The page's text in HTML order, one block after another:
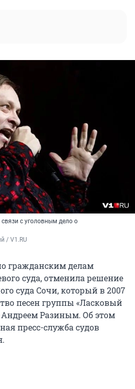
с уголовным дело о
/ V1.RU
гражданским делам
суда, отменила решение
суда Сочи, который в 2007
песен группы «Ласковый
Разиным. Об этом
пресс-служба судов